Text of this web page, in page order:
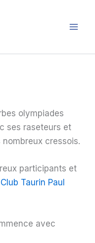
olympiades
ses raseteurs et
cressois.
participants et
Club Taurin Paul
avec